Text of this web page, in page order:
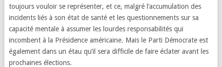
toujours vouloir se représenter, et ce, malgré l’accumulation des
incidents liés à son état de santé et les questionnements sur sa
capacité mentale à assumer les lourdes responsabilités qui
incombent à la Présidence américaine. Mais le Parti Démocrate est
également dans un étau qu’il sera difficile de faire éclater avant les
prochaines élections.